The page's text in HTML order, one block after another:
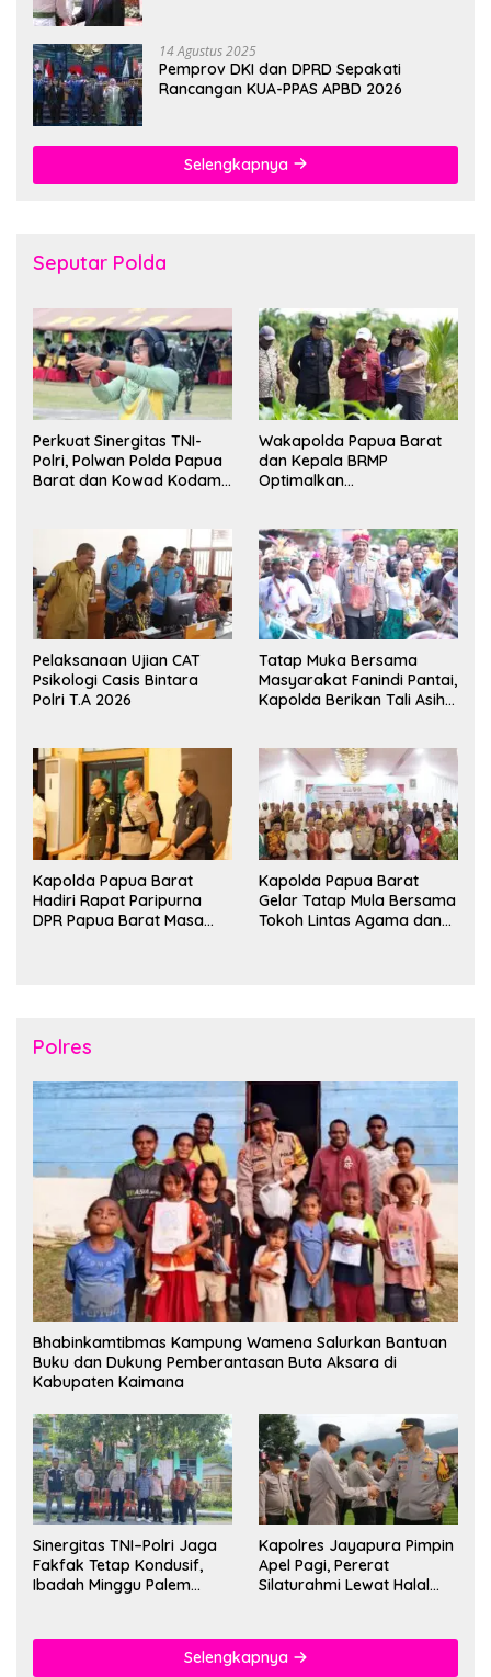
14 Agustus 2025
Pemprov DKI dan DPRD Sepakati
Rancangan KUA-PPAS APBD 2026
Selengkapnya
Seputar Polda
Perkuat Sinergitas TNI-
Polri, Polwan Polda Papua
Barat dan Kowad Kodam
Persahabatan
Wakapolda Papua Barat
dan Kepala BRMP
Optimalkan
Pangan Papua Barat
Pelaksanaan Ujian CAT
Psikologi Casis Bintara
Polri T.A 2026
Tatap Muka Bersama
Masyarakat Fanindi Pantai,
Kapolda Berikan Tali Asih
Kapolda Papua Barat
Hadiri Rapat Paripurna
DPR Papua Barat Masa
Kapolda Papua Barat
Gelar Tatap Mula Bersama
Tokoh Lintas Agama dan
Polres
Bhabinkamtibmas Kampung Wamena Salurkan Bantuan
Buku dan Dukung Pemberantasan Buta Aksara di
Kabupaten Kaimana
Sinergitas TNI–Polri Jaga
Fakfak Tetap Kondusif,
Ibadah Minggu Palem
Kapolres Jayapura Pimpin
Apel Pagi, Pererat
Silaturahmi Lewat Halal
Selengkapnya